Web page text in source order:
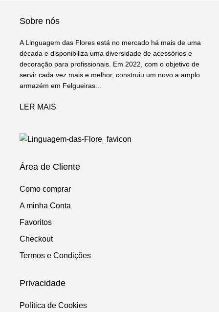
Sobre nós
A Linguagem das Flores está no mercado há mais de uma
década e disponibiliza uma diversidade de acessórios e
decoração para profissionais. Em 2022, com o objetivo de
servir cada vez mais e melhor, construiu um novo a amplo
armazém em Felgueiras...
LER MAIS
Área de Cliente
Como comprar
A minha Conta
Favoritos
Checkout
Termos e Condições
Privacidade
Política de Cookies